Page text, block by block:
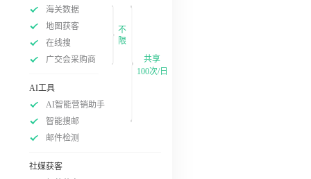
海关数据
地图获客
在线搜
广交会采购商
不
限
AI工具
AI智能营销助手
智能搜邮
邮件检测
社媒获客
共享
100次/日